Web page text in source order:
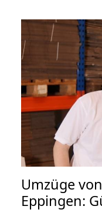
Umzüge
Eppingen: